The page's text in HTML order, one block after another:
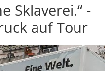
Sklaverei.“ -
auf Tour